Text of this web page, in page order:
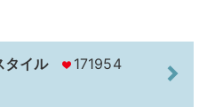
タイル 171954